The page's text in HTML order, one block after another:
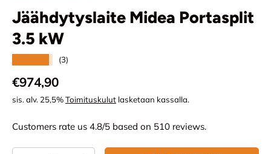
Jäähdytyslaite Midea Portasplit
3.5 kW
(3)
Normaali hinta
€974,90
sis. alv. 25,5%Toimituskulut lasketaan kassalla.
Customers rate us 4.8/5 based on 510 reviews.